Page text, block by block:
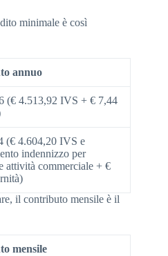
minimale è così
annuo
(€ 4.513,92 IVS + € 7,44
(€ 4.604,20 IVS e
indennizzo per
attività commerciale + €
il contributo mensile è il
mensile